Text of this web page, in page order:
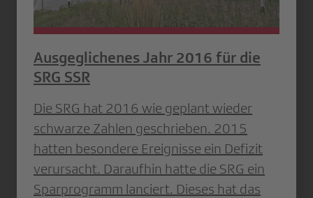
Ausgeglichenes Jahr 2016 für die
SRG SSR
Die SRG hat 2016 wie geplant wieder
schwarze Zahlen geschrieben. 2015
hatten besondere Ereignisse ein Defizit
verursacht. Daraufhin hatte die SRG ein
Sparprogramm lanciert. Dieses hat das